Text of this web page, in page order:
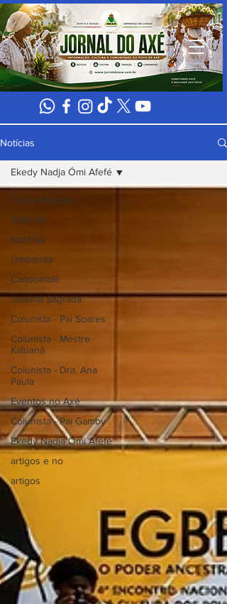
Notícias
Todas Notícias
Editorial
Noticias
Umbanda
Candomblé
Jurema Sagrada
Colunista - Pai Soares
Colunista - Mestre
Kaluanã
Colunista - Dra. Ana
Paula
Eventos no Axé
Colunista - Pai Gamby
Ekedy Nadja Ómi Afefé
artigos e no
artigos
Ekedy Nadja Ómi Afefé